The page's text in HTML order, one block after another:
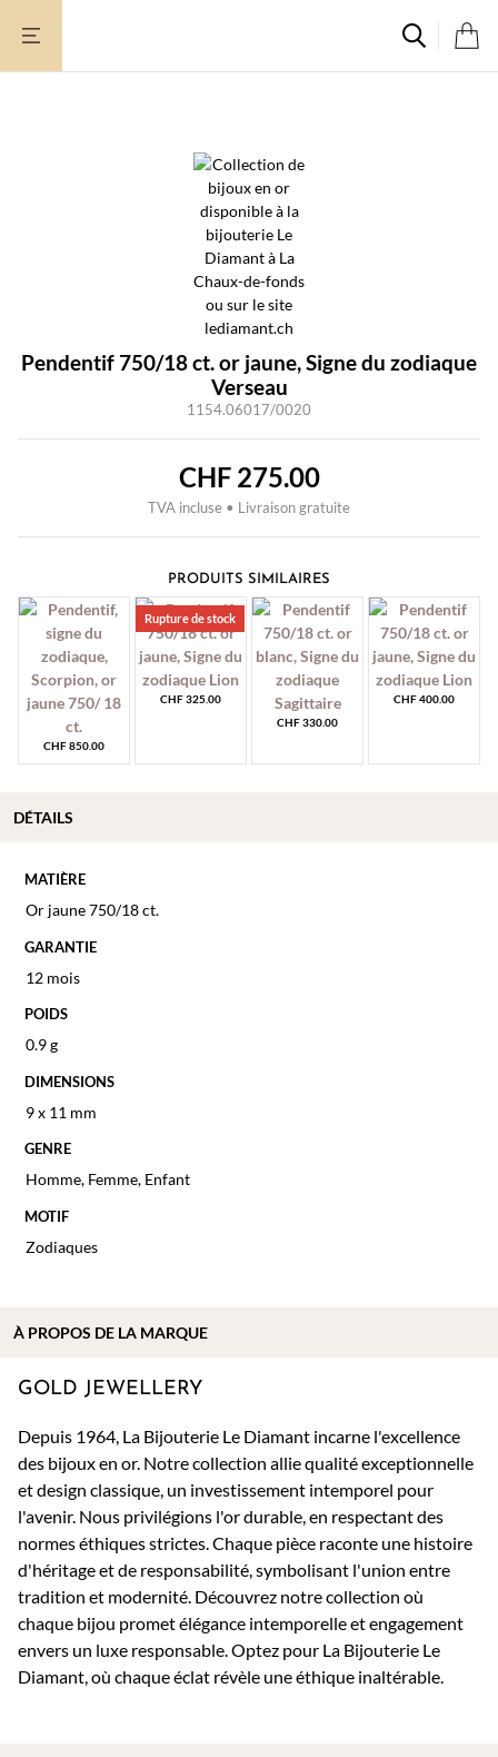
Pendentif 750/18 ct. or jaune, Signe du zodiaque
Verseau
1154.06017/0020
CHF275.00
TVA incluse • Livraison gratuite
PRODUITS SIMILAIRES
CHF850.00
Rupture de stock
CHF325.00
CHF330.00
CHF400.00
MATIÈRE
Or jaune 750/18 ct.
GARANTIE
12 mois
POIDS
0.9 g
DIMENSIONS
9 x 11 mm
GENRE
Homme, Femme, Enfant
MOTIF
Zodiaques
GOLD JEWELLERY
Depuis 1964, La Bijouterie Le Diamant incarne l'excellence
des bijoux en or. Notre collection allie qualité exceptionnelle
et design classique, un investissement intemporel pour
l'avenir. Nous privilégions l'or durable, en respectant des
normes éthiques strictes. Chaque pièce raconte une histoire
d'héritage et de responsabilité, symbolisant l'union entre
tradition et modernité. Découvrez notre collection où
chaque bijou promet élégance intemporelle et engagement
envers un luxe responsable. Optez pour La Bijouterie Le
Diamant, où chaque éclat révèle une éthique inaltérable.
DÉTAILS
À PROPOS DE LA MARQUE